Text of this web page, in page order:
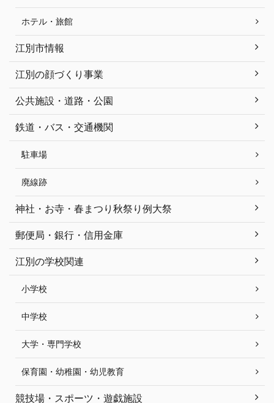
ホテル・旅館
江別市情報
江別の顔づくり事業
公共施設・道路・公園
鉄道・バス・交通機関
駐車場
廃線跡
神社・お寺・春まつり秋祭り例大祭
郵便局・銀行・信用金庫
江別の学校関連
小学校
中学校
大学・専門学校
保育園・幼稚園・幼児教育
競技場・スポーツ・遊戯施設